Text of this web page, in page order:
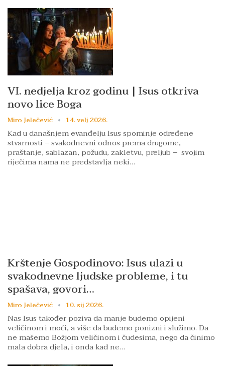
VI. nedjelja kroz godinu | Isus otkriva
novo lice Boga
Miro Jelečević 14. velj 2026.
Kad u današnjem evanđelju Isus spominje određene
stvarnosti – svakodnevni odnos prema drugome,
praštanje, sablazan, požudu, zakletvu, preljub – svojim
riječima nama ne predstavlja neki…
Krštenje Gospodinovo: Isus ulazi u
svakodnevne ljudske probleme, i tu
spašava, govori…
Miro Jelečević 10. sij 2026.
Nas Isus također poziva da manje budemo opijeni
veličinom i moći, a više da budemo ponizni i služimo. Da
ne mašemo Božjom veličinom i čudesima, nego da činimo
mala dobra djela, i onda kad ne…